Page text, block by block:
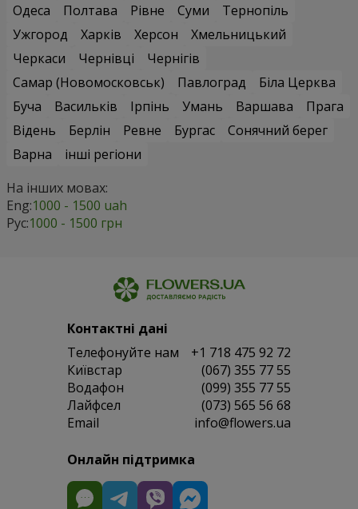
Одеса
Полтава Рівне Суми
Тернопіль
Ужгород
Харків Херсон
Хмельницький
Черкаси
Чернівці
Чернігів
Самар (Новомосковськ)
Павлоград
Біла Церква
Буча
Васильків Ірпінь Умань Варшава
Прага
Відень
Берлін Ревне Бургас
Сонячний берег
Варна
інші регіони
На інших мовах:
Eng:1000 - 1500 uah
Рус:1000 - 1500 грн
Контактні дані
Телефонуйте нам
+1 718 475 92 72
Київстар
(067) 355 77 55
Водафон
(099) 355 77 55
Лайфсел
(073) 565 56 68
Email
info@flowers.ua
Онлайн підтримка